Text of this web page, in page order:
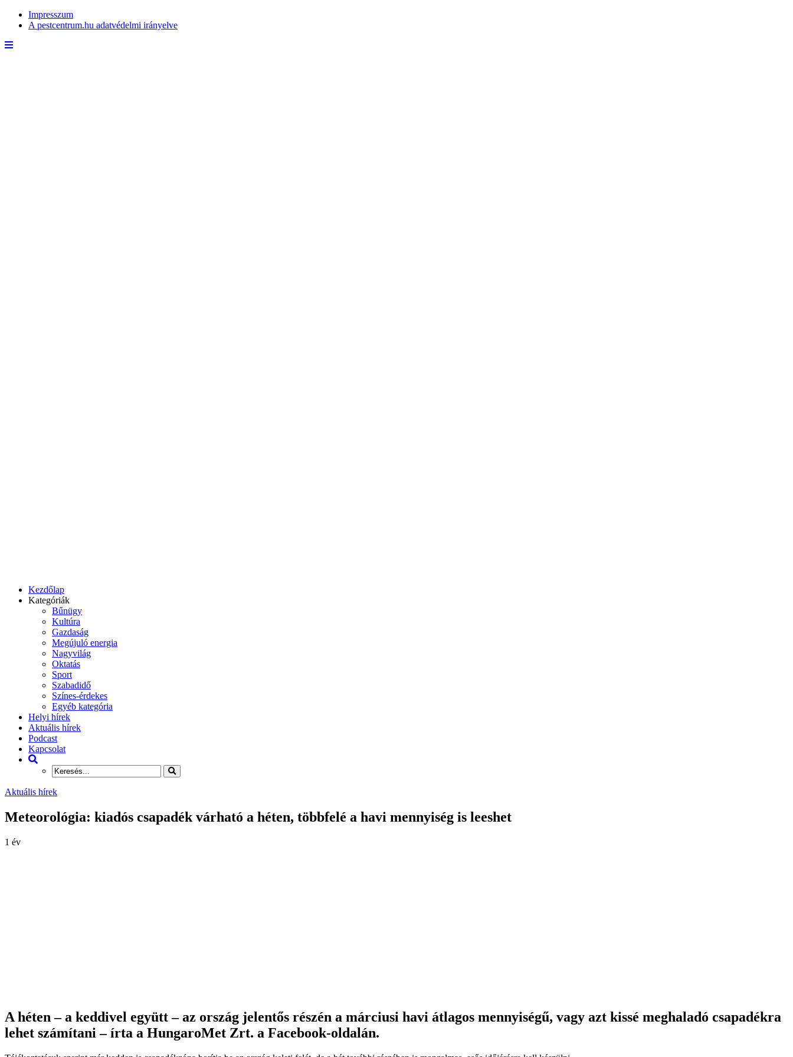
Impresszum
A pestcentrum.hu adatvédelmi irányelve
Kezdőlap
Kategóriák
Bűnügy
Kultúra
Gazdaság
Megújuló energia
Nagyvilág
Oktatás
Sport
Szabadidő
Színes-érdekes
Egyéb kategória
Helyi hírek
Aktuális hírek
Podcast
Kapcsolat
Aktuális hírek
Meteorológia: kiadós csapadék várható a héten, többfelé a havi mennyiség is leeshet
1 év
A héten – a keddivel együtt – az ország jelentős részén a márciusi havi átlagos mennyiségű, vagy azt kissé meghaladó csapadékra
lehet számítani – írta a HungaroMet Zrt. a Facebook-oldalán.